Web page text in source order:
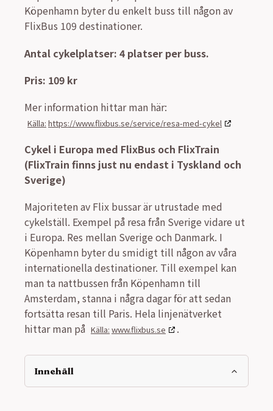
Köpenhamn byter du enkelt buss till någon av
FlixBus 109 destinationer.
Antal cykelplatser: 4 platser per buss.
Pris: 109 kr
Mer information hittar man här:
https://www.flixbus.se/service/resa-med-cykel
Cykel i Europa med FlixBus och FlixTrain
(FlixTrain finns just nu endast i Tyskland och
Sverige)
Majoriteten av Flix bussar är utrustade med
cykelställ. Exempel på resa från Sverige vidare ut
i Europa. Res mellan Sverige och Danmark. I
Köpenhamn byter du smidigt till någon av våra
internationella destinationer. Till exempel kan
man ta nattbussen från Köpenhamn till
Amsterdam, stanna i några dagar för att sedan
fortsätta resan till Paris. Hela linjenätverket
hittar man på
www.flixbus.se .
Innehåll